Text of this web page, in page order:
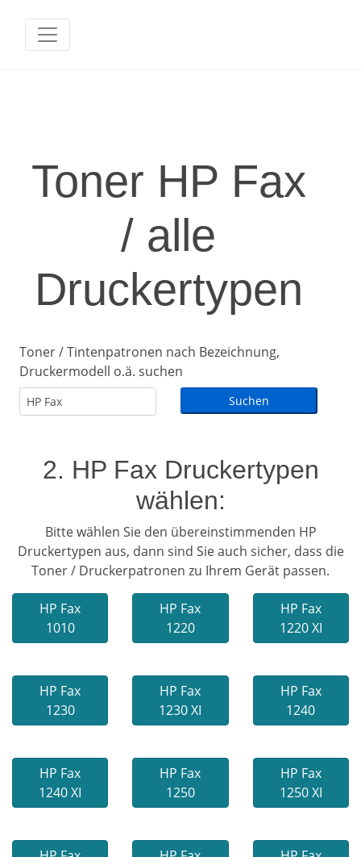
Toner HP Fax
/ alle
Druckertypen
Toner / Tintenpatronen nach Bezeichnung,
Druckermodell o.ä. suchen
2. HP Fax Druckertypen
wählen:
Bitte wählen Sie den übereinstimmenden HP
Druckertypen aus, dann sind Sie auch sicher, dass die
Toner / Druckerpatronen zu Ihrem Gerät passen.
HP Fax
1010
HP Fax
1220
HP Fax
1220 XI
HP Fax
1230
HP Fax
1230 XI
HP Fax
1240
HP Fax
1240 XI
HP Fax
1250
HP Fax
1250 XI